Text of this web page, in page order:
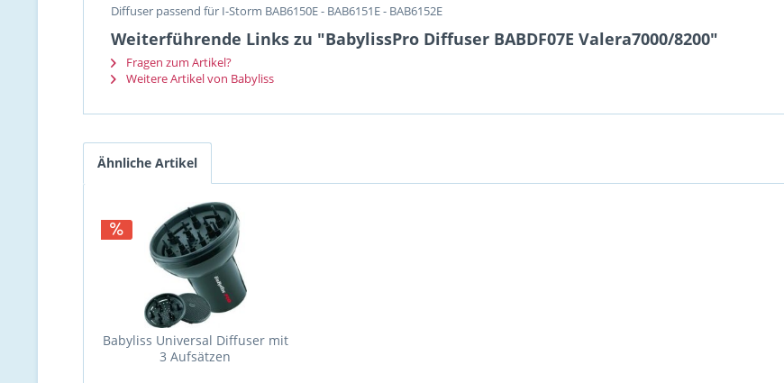
Diffuser passend für I-Storm BAB6150E - BAB6151E - BAB6152E
Weiterführende Links zu "BabylissPro Diffuser BABDF07E Valera7000/8200"
Fragen zum Artikel?
Weitere Artikel von Babyliss
Ähnliche Artikel
Babyliss Universal Diffuser mit
3 Aufsätzen